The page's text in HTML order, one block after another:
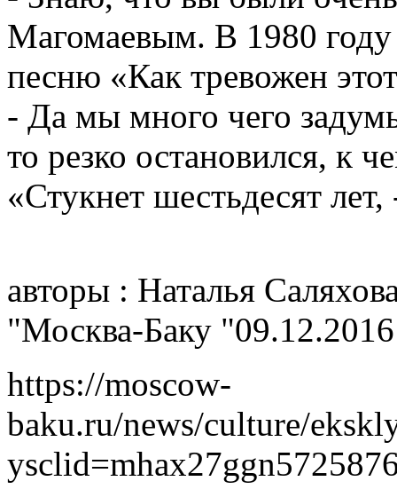
Магомаевым. В 1980 году
песню «Как тревожен
- Да мы много чего
то резко остановился, к
«Стукнет шестьдесят
авторы : Наталья
"Москва-Баку "09.12.2016
https://moscow-
baku.ru/news/culture/